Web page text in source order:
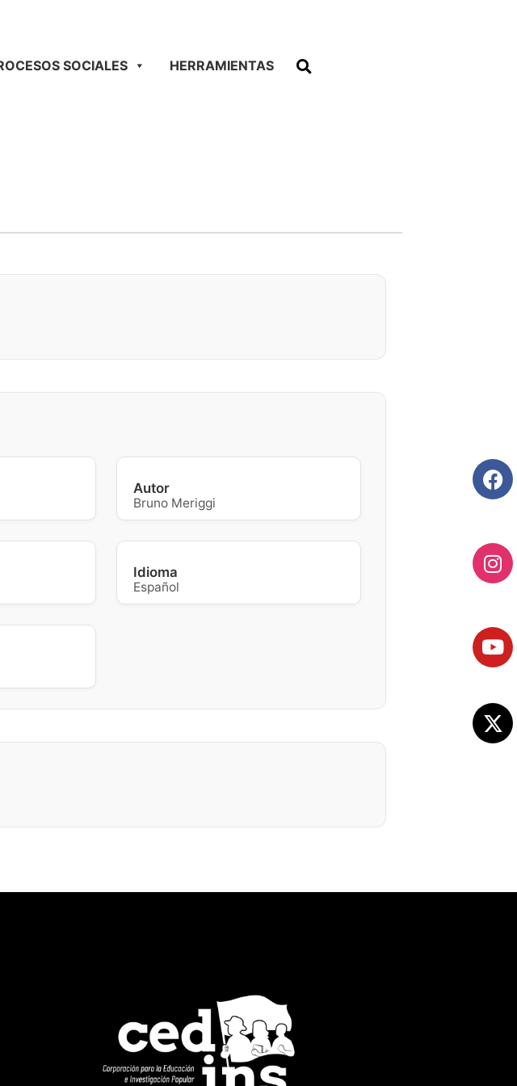
SOCIALES HERRAMIENTAS
Autor
Bruno Meriggi
Idioma
Español